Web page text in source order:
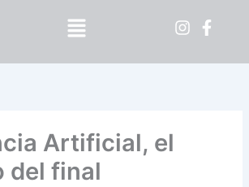
Menú
Artificial, el
del final